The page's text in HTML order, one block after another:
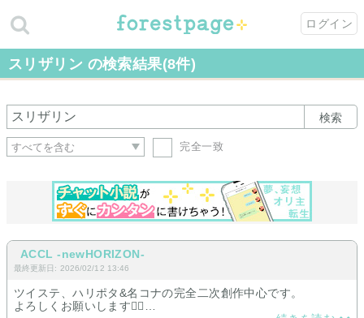
ログイン
スリザリン の検索結果(8件)
検索
完全一致
ACCL -newHORIZON-
最終更新日: 2026/02/12 13:46
ツイステ、ハリポタ&名コナの完全二次創作中心です。
よろしくお願いします🙇‍♀️